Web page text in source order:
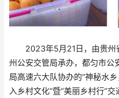
2023年5月21日，由贵州
州公安交管局承办，都匀市公
局高速六大队协办的“神秘水
入乡村文化”暨“美丽乡村行”